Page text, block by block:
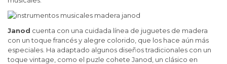
Janod cuenta con una cuidada línea de juguetes de madera
con un toque francés y alegre colorido, que los hace aún más
especiales. Ha adaptado algunos diseños tradicionales con un
toque vintage, como el puzle cohete Janod, un clásico en